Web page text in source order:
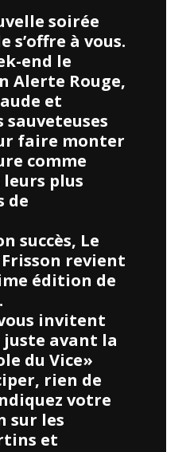
soirée
s’offre à vous.
end le
Alerte Rouge,
et
sauveteuses
faire monter
comme
plus
de
succès, Le
revient
édition de
invitent
juste avant la
du Vice»
rien de
votre
sur les
et